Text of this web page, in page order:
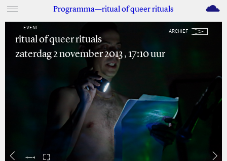
Programma—ritual of queer rituals M
EVENT
ARCHIEF
ritual of queer rituals
zaterdag 2 november 2013 , 17:10 uur
4—4